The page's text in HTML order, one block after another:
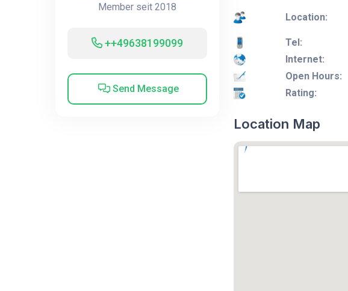
Member seit 2018
++49638199099
Send Message
Location:
Tel:
Internet:
Open Hours:
Rating:
Location Map